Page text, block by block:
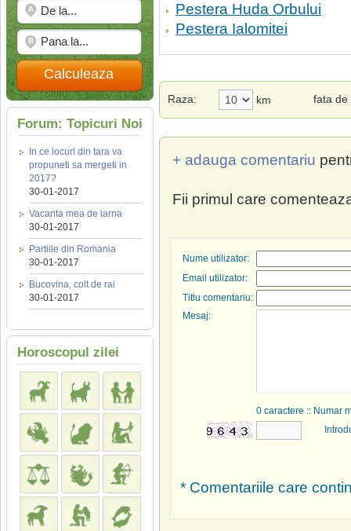
Calculeaza
Forum: Topicuri Noi
In ce locuri din tara va
propuneti sa mergeti in
2017?
30-01-2017
Vacanta mea de iarna
30-01-2017
Partiile din Romania
30-01-2017
Bucovina, colt de rai
30-01-2017
Horoscopul zilei
Pestera Huda Orbului
Pestera Ialomitei
Raza: km fata de
+ adauga comentariu
Fii primul care
Nume utilizator:
Email utilizator:
Titlu comentariu:
Mesaj:
0 caractere :: Numar
* Comentariile care